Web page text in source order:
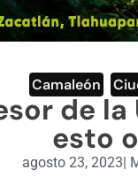
Camaleón
de la
esto
agosto 23, 2023